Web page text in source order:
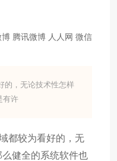
博 腾讯微博 人人网 微信
的，无论技术性怎样
有许
都较为看好的，无
健全的系统软件也